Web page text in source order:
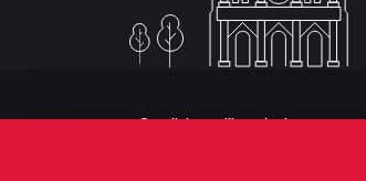
Conditions d'inscription aux